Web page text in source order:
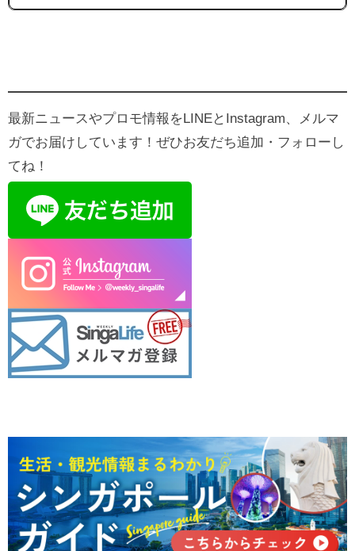
最新ニュースやプロモ情報をLINEとInstagram、メルマ
ガでお届けしています！ぜひお友だち追加・フォローし
てね！